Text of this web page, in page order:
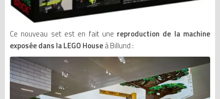
Ce nouveau set est en fait une reproduction de la machine
exposée dans la LEGO Houseà Billund :